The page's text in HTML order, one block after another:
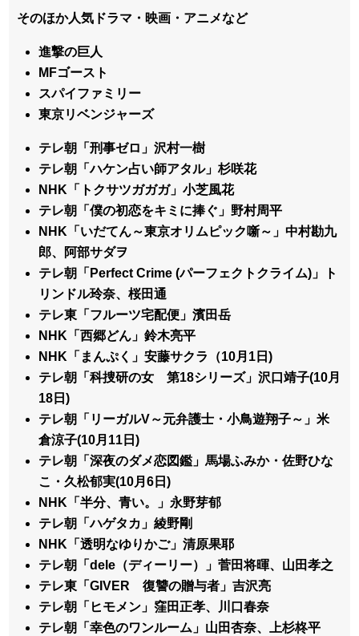
そのほか人気ドラマ・映画・アニメなど
進撃の巨人
MFゴースト
スパイファミリー
東京リベンジャーズ
テレ朝「刑事ゼロ」沢村一樹
テレ朝「ハケン占い師アタル」杉咲花
NHK「トクサツガガガ」小芝風花
テレ朝「僕の初恋をキミに捧ぐ」野村周平
NHK「いだてん～東京オリムピック噺～」中村勘九
郎、阿部サダヲ
テレ朝「Perfect Crime (パーフェクトクライム)」ト
リンドル玲奈、桜田通
テレ東「フルーツ宅配便」濱田岳
NHK「西郷どん」鈴木亮平
NHK「まんぷく」安藤サクラ（10月1日)
テレ朝「科捜研の女 第18シリーズ」沢口靖子(10月
18日)
テレ朝「リーガルV～元弁護士・小鳥遊翔子～」米
倉涼子(10月11日)
テレ朝「深夜のダメ恋図鑑」馬場ふみか・佐野ひな
こ・久松郁実(10月6日)
NHK「半分、青い。」永野芽郁
テレ朝「ハゲタカ」綾野剛
NHK「透明なゆりかご」清原果耶
テレ朝「dele（ディーリー）」菅田将暉、山田孝之
テレ東「GIVER 復讐の贈与者」吉沢亮
テレ朝「ヒモメン」窪田正孝、川口春奈
テレ朝「幸色のワンルーム」山田杏奈、上杉柊平